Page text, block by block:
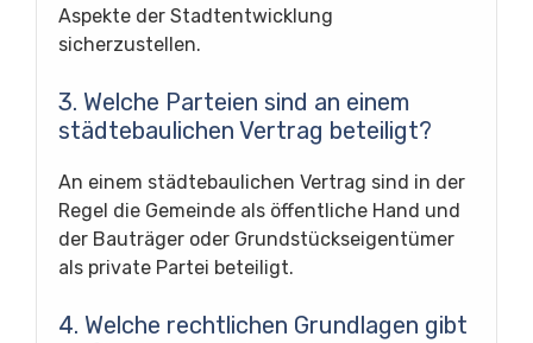
Aspekte der Stadtentwicklung
sicherzustellen.
3. Welche Parteien sind an einem
städtebaulichen Vertrag beteiligt?
An einem städtebaulichen Vertrag sind in der
Regel die Gemeinde als öffentliche Hand und
der Bauträger oder Grundstückseigentümer
als private Partei beteiligt.
4. Welche rechtlichen Grundlagen gibt